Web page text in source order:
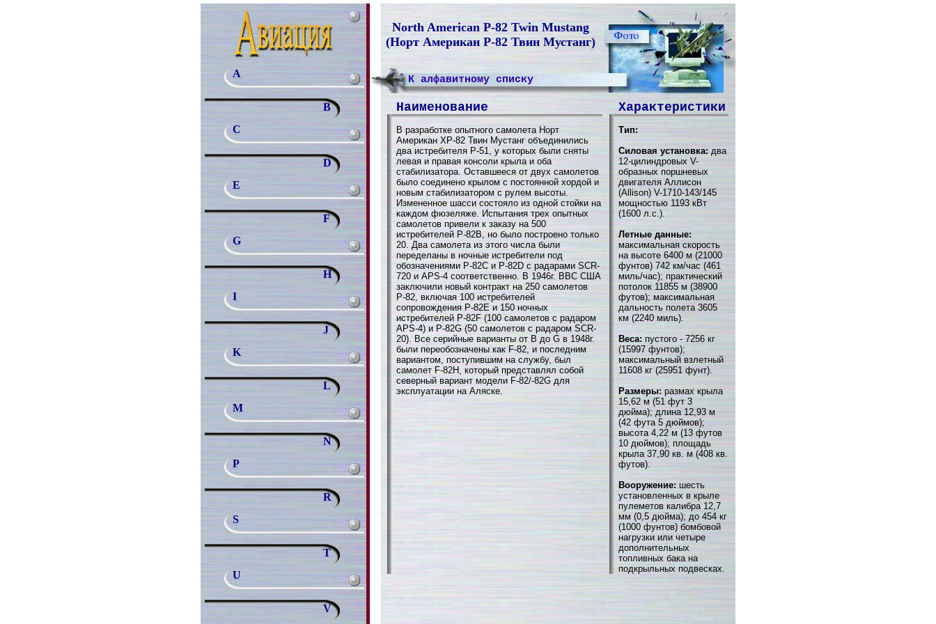
North American P-82 Twin Mustang
(Норт Американ Р-82 Твин Мустанг)
A
B
C
D
E
F
G
H
I
J
K
L
M
N
P
R
S
T
U
V
К алфавитному списку
Наименование Характеристики
В разработке опытного самолета Норт
Американ ХР-82 Твин Мустанг объединились
два истребителя Р-51, у которых были сняты
левая и правая консоли крыла и оба
стабилизатора. Оставшееся от двух самолетов
было соединено крылом с постоянной хордой и
новым стабилизатором с рулем высоты.
Измененное шасси состояло из одной стойки на
каждом фюзеляже. Испытания трех опытных
самолетов привели к заказу на 500
истребителей Р-82В, но было построено только
20. Два самолета из этого числа были
переделаны в ночные истребители под
обозначениями Р-82С и Р-82D с радарами SCR-
720 и APS-4 соответственно. В 1946г. ВВС США
заключили новый контракт на 250 самолетов
Р-82, включая 100 истребителей
сопровождения Р-82Е и 150 ночных
истребителей P-82F (100 самолетов с радаром
APS-4) и P-82G (50 самолетов с радаром SCR-
20). Все серийные варианты от В до G в 1948г.
были переобозначены как F-82, и последним
вариантом, поступившим на службу, был
самолет F-82H, который представлял собой
северный вариант модели F-82/-82G для
эксплуатации на Аляске.
Тип:
Силовая установка: два
12-цилиндровых V-
образных поршневых
двигателя Аллисон
(Allison) V-1710-143/145
мощностью 1193 кВт
(1600 л.с.).
Летные данные:
максимальная скорость
на высоте 6400 м (21000
фунтов) 742 км/час (461
миль/час); практический
потолок 11855 м (38900
футов); максимальная
дальность полета 3605
км (2240 миль).
Веса: пустого - 7256 кг
(15997 фунтов);
максимальный взлетный
11608 кг (25951 фунт).
Размеры: размах крыла
15,62 м (51 фут 3
дюйма); длина 12,93 м
(42 фута 5 дюймов);
высота 4,22 м (13 футов
10 дюймов); площадь
крыла 37,90 кв. м (408 кв.
футов).
Вооружение: шесть
установленных в крыле
пулеметов калибра 12,7
мм (0,5 дюйма); до 454 кг
(1000 фунтов) бомбовой
нагрузки или четыре
дополнительных
топливных бака на
подкрыльных подвесках.